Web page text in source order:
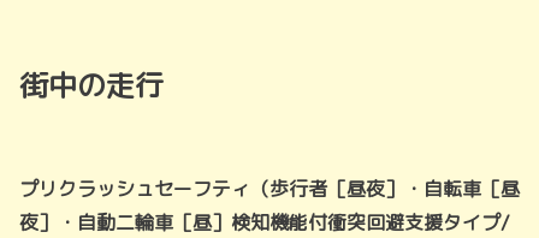
街中の走行
プリクラッシュセーフティ（歩行者［昼夜］・自転車［昼
夜］・自動二輪車［昼］検知機能付衝突回避支援タイプ/